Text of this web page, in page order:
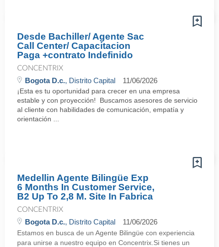
Desde Bachiller/ Agente Sac
Call Center/ Capacitacion
Paga +contrato Indefinido
CONCENTRIX
Bogota D.c., Distrito Capital 11/06/2026
¡Esta es tu oportunidad para crecer en una empresa
estable y con proyección! Buscamos asesores de servicio
al cliente con habilidades de comunicación, empatía y
orientación ...
Medellin Agente Bilingüe Exp
6 Months In Customer Service,
B2 Up To 2,8 M. Site In Fabrica
CONCENTRIX
Bogota D.c., Distrito Capital 11/06/2026
Estamos en busca de un Agente Bilingüe con experiencia
para unirse a nuestro equipo en Concentrix.Si tienes un